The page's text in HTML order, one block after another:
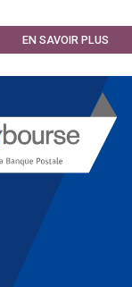
EN SAVOIR PLUS